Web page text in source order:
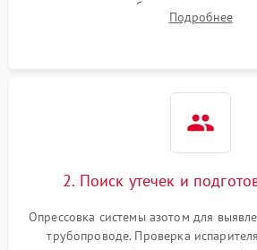
1000 ₽
1800 ₽
сопротивления обмоток мотора,
считывание кодов ошибок с
Подробнее
2. Поиск утечек и
Опрессовка системы азотом для
трубопроводе. Проверка